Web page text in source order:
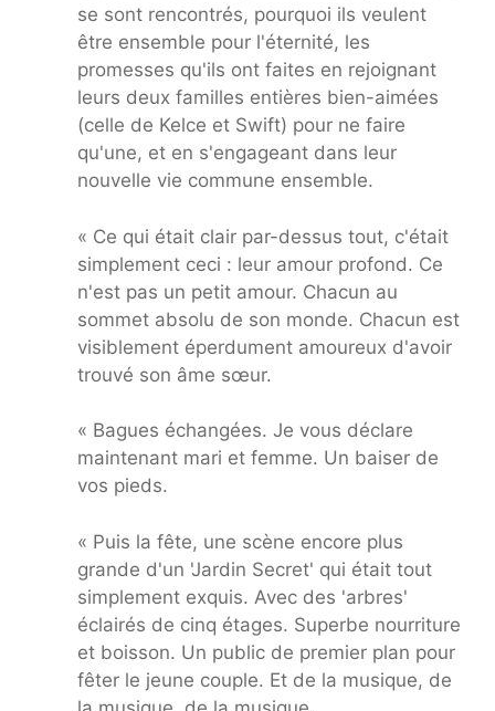
se sont rencontrés, pourquoi ils veulent
être ensemble pour l'éternité, les
promesses qu'ils ont faites en rejoignant
leurs deux familles entières bien-aimées
(celle de Kelce et Swift) pour ne faire
qu'une, et en s'engageant dans leur
nouvelle vie commune ensemble.
« Ce qui était clair par-dessus tout, c'était
simplement ceci : leur amour profond. Ce
n'est pas un petit amour. Chacun au
sommet absolu de son monde. Chacun est
visiblement éperdument amoureux d'avoir
trouvé son âme sœur.
« Bagues échangées. Je vous déclare
maintenant mari et femme. Un baiser de
vos pieds.
« Puis la fête, une scène encore plus
grande d'un 'Jardin Secret' qui était tout
simplement exquis. Avec des 'arbres'
éclairés de cinq étages. Superbe nourriture
et boisson. Un public de premier plan pour
fêter le jeune couple. Et de la musique, de